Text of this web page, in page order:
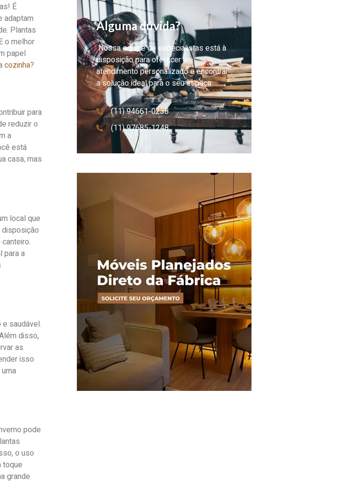
É
adaptam
Plantas
o melhor
papel
cozinha?
para
reduzir o
a
está
casa, mas
local que
para a
saudável.
disso,
as
isso
pode
o uso
toque
grande
Alguma dúvida?
Nossa equipe de especialistas está à
disposição para oferecer um
atendimento personalizado e encontrar
a solução ideal para o seu espaço.
(11) 94661-0238
(11) 97685-1248